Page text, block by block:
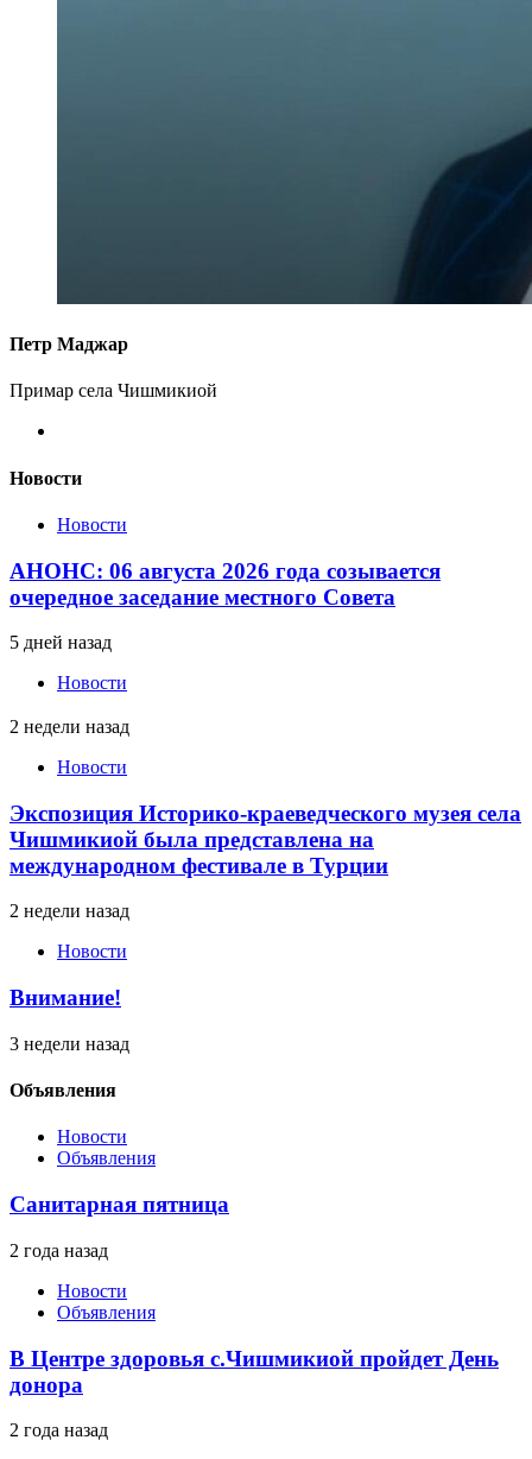
Петр Маджар
Примар села Чишмикиой
Новости
Новости
АНОНС: 06 августа 2026 года созывается
очередное заседание местного Совета
5 дней назад
Новости
2 недели назад
Новости
Экспозиция Историко-краеведческого музея села
Чишмикиой была представлена на
международном фестивале в Турции
2 недели назад
Новости
Внимание!
3 недели назад
Объявления
Новости
Объявления
Санитарная пятница
2 года назад
Новости
Объявления
В Центре здоровья с.Чишмикиой пройдет День
донора
2 года назад